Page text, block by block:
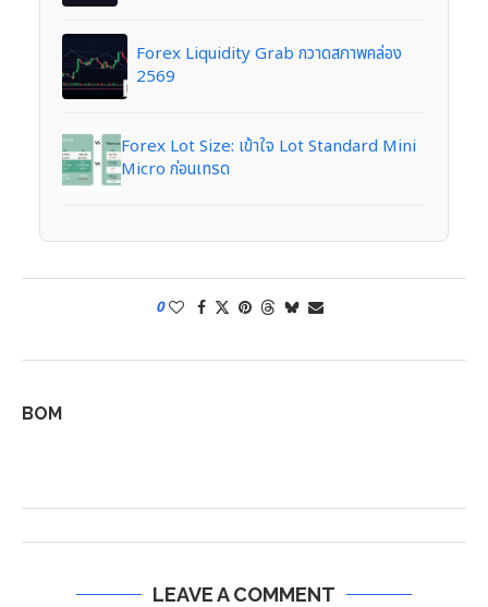
Forex Liquidity Grab กวาดสภาพคล่อง
2569
Forex Lot Size: เข้าใจ Lot Standard Mini
Micro ก่อนเทรด
0
BOM
LEAVE A COMMENT